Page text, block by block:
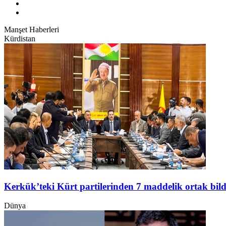
Manşet Haberleri
Kürdistan
Kerkük’teki Kürt partilerinden 7 maddelik ortak
Dünya